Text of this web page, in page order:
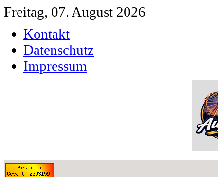
Freitag, 07. August 2026
Kontakt
Datenschutz
Impressum